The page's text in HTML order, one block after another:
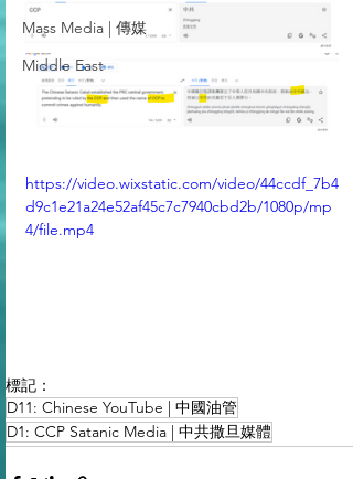
Mass Media | 傳媒
Middle East
https://video.wixstatic.com/video/44ccdf_7b4
d9c1e21a24e52af45c7c7940cbd2b/1080p/mp
4/file.mp4
標記：
D11: Chinese YouTube | 中國油管
D1: CCP Satanic Media | 中共撒旦媒體